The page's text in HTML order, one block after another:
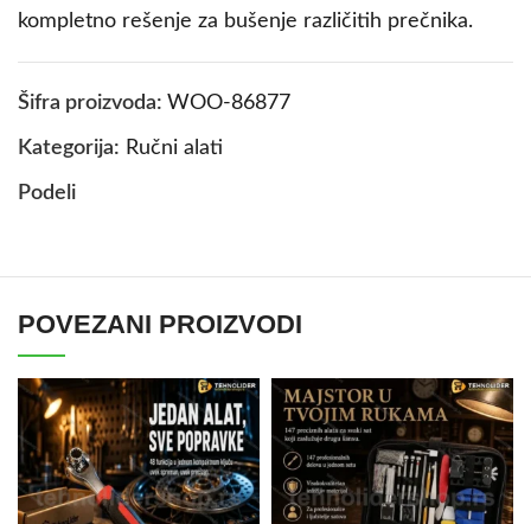
kompletno rešenje za bušenje različitih prečnika.
Šifra proizvoda: WOO-86877
Kategorija: Ručni alati
Podeli
POVEZANI PROIZVODI